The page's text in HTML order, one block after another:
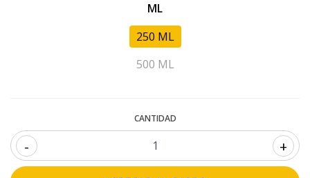
ML
250 ML
500 ML
CANTIDAD
- +